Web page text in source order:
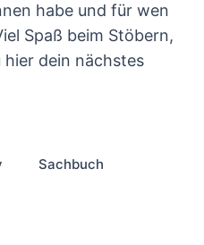
habe und für wen
Spaß beim Stöbern,
dein nächstes
Sachbuch